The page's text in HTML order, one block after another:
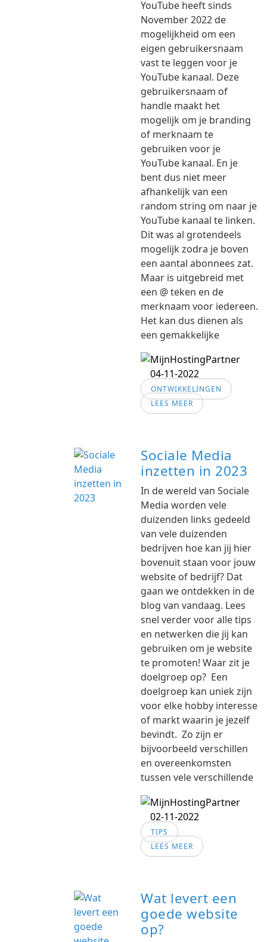
YouTube heeft sinds
November 2022 de
mogelijkheid om een
eigen gebruikersnaam
vast te leggen voor je
YouTube kanaal. Deze
gebruikersnaam of
handle maakt het
mogelijk om je branding
of merknaam te
gebruiken voor je
YouTube kanaal. En je
bent dus niet meer
afhankelijk van een
random string om naar je
YouTube kanaal te linken.
Dit was al grotendeels
mogelijk zodra je boven
een aantal abonnees zat.
Maar is uitgebreid met
een @ teken en de
merknaam voor iedereen.
Het kan dus dienen als
een gemakkelijke
04-11-2022
ONTWIKKELINGEN
LEES MEER
Sociale Media
inzetten in 2023
In de wereld van Sociale
Media worden vele
duizenden links gedeeld
van vele duizenden
bedrijven hoe kan jij hier
bovenuit staan voor jouw
website of bedrijf? Dat
gaan we ontdekken in de
blog van vandaag. Lees
snel verder voor alle tips
en netwerken die jij kan
gebruiken om je website
te promoten! Waar zit je
doelgroep op? Een
doelgroep kan uniek zijn
voor elke hobby interesse
of markt waarin je jezelf
bevindt. Zo zijn er
bijvoorbeeld verschillen
en overeenkomsten
tussen vele verschillende
02-11-2022
TIPS
LEES MEER
Wat levert een
goede website
op?